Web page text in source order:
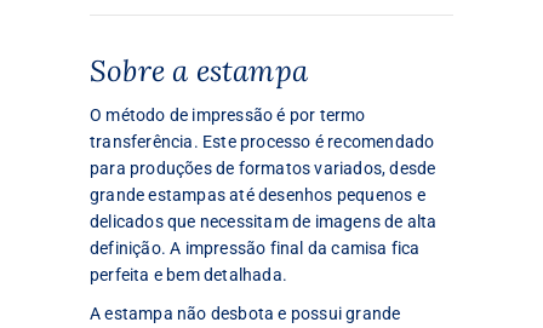
Sobre a estampa
O método de impressão é por termo
transferência. Este processo é recomendado
para produções de formatos variados, desde
grande estampas até desenhos pequenos e
delicados que necessitam de imagens de alta
definição. A impressão final da camisa fica
perfeita e bem detalhada.
A estampa não desbota e possui grande